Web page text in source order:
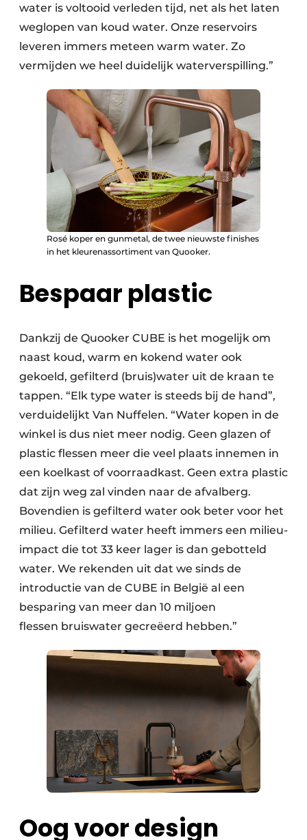
water is voltooid verleden tijd, net als het laten
weglopen van koud water. Onze reservoirs
leveren immers meteen warm water. Zo
vermijden we heel duidelijk waterverspilling.”
Rosé koper en gunmetal, de twee nieuwste finishes
in het kleurenassortiment van Quooker.
Bespaar plastic
Dankzij de Quooker CUBE is het mogelijk om
naast koud, warm en kokend water ook
gekoeld, gefilterd (bruis)water uit de kraan te
tappen. “Elk type water is steeds bij de hand”,
verduidelijkt Van Nuffelen. “Water kopen in de
winkel is dus niet meer nodig. Geen glazen of
plastic flessen meer die veel plaats innemen in
een koelkast of voorraadkast. Geen extra plastic
dat zijn weg zal vinden naar de afvalberg.
Bovendien is gefilterd water ook beter voor het
milieu. Gefilterd water heeft immers een milieu-
impact die tot 33 keer lager is dan gebotteld
water. We rekenden uit dat we sinds de
introductie van de CUBE in België al een
besparing van meer dan 10 miljoen
flessen bruiswater gecreëerd hebben.”
Oog voor design